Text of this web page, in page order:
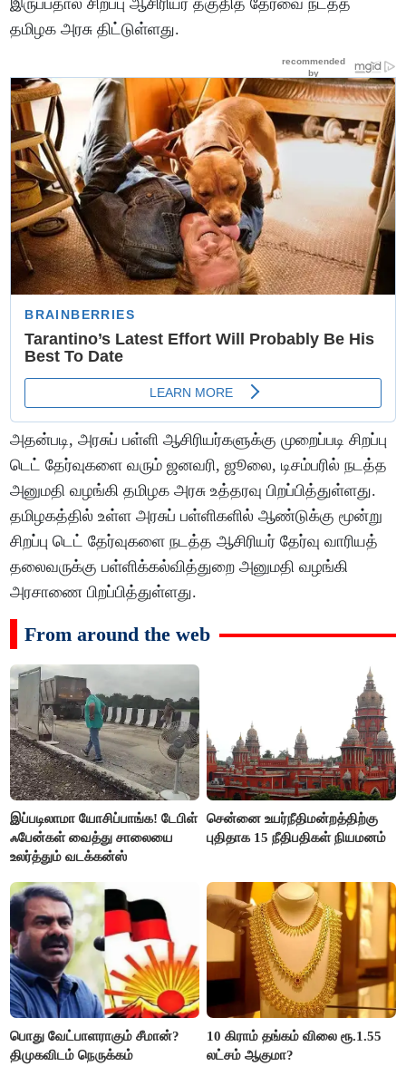
இருப்பதால் சிறப்பு ஆசிரியர் தகுதித் தேர்வை நடத்த
தமிழக அரசு திட்டுள்ளது.
அதன்படி, அரசுப் பள்ளி ஆசிரியர்களுக்கு முறைப்படி சிறப்பு
டெட் தேர்வுகளை வரும் ஜனவரி, ஜூலை, டிசம்பரில் நடத்த
அனுமதி வழங்கி தமிழக அரசு உத்தரவு பிறப்பித்துள்ளது.
தமிழகத்தில் உள்ள அரசுப் பள்ளிகளில் ஆண்டுக்கு மூன்று
சிறப்பு டெட் தேர்வுகளை நடத்த ஆசிரியர் தேர்வு வாரியத்
தலைவருக்கு பள்ளிக்கல்வித்துறை அனுமதி வழங்கி
அரசாணை பிறப்பித்துள்ளது.
From around the web
இப்படிலாமா யோசிப்பாங்க! டேபிள்
ஃபேன்கள் வைத்து சாலையை
உலர்த்தும் வடக்கன்ஸ்
சென்னை உயர்நீதிமன்றத்திற்கு
புதிதாக 15 நீதிபதிகள் நியமனம்
பொது வேட்பாளராகும் சீமான்?
திமுகவிடம் நெருக்கம்
10 கிராம் தங்கம் விலை ரூ.1.55
லட்சம் ஆகுமா?